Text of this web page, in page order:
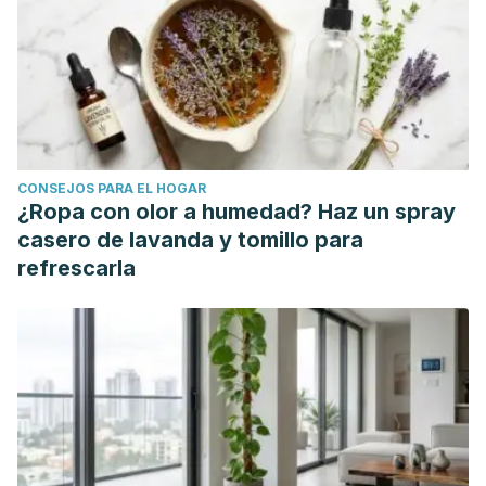
CONSEJOS PARA EL HOGAR
¿Ropa con olor a humedad? Haz un spray
casero de lavanda y tomillo para
refrescarla